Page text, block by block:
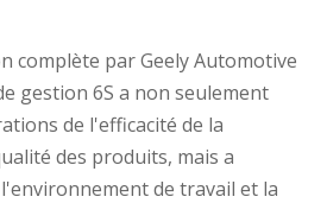
complète par Geely Automotive
gestion 6S a non seulement
de l'efficacité de la
des produits, mais a
de travail et la